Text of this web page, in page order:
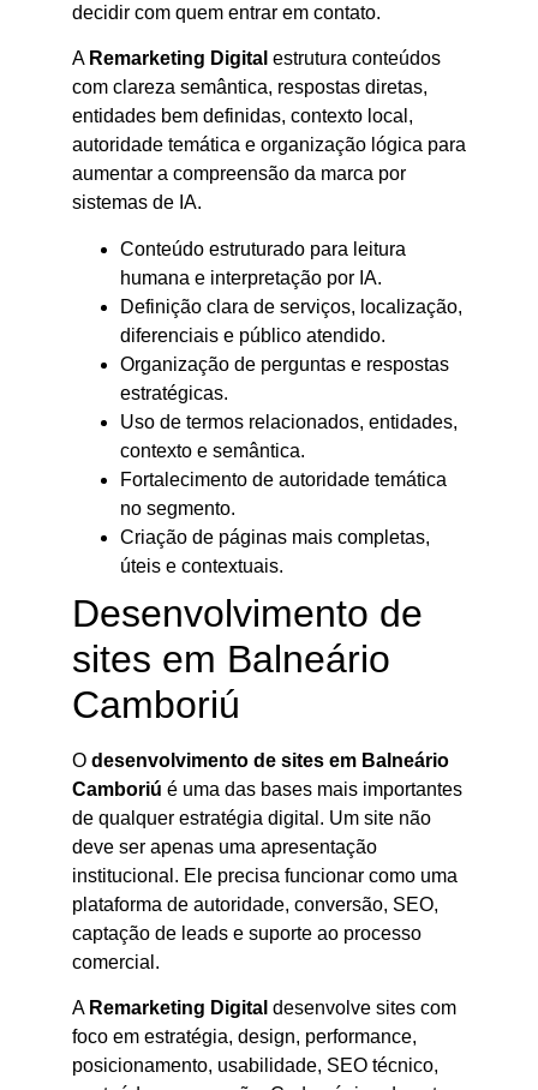
decidir com quem entrar em contato.
A Remarketing Digital estrutura conteúdos
com clareza semântica, respostas diretas,
entidades bem definidas, contexto local,
autoridade temática e organização lógica para
aumentar a compreensão da marca por
sistemas de IA.
Conteúdo estruturado para leitura
humana e interpretação por IA.
Definição clara de serviços, localização,
diferenciais e público atendido.
Organização de perguntas e respostas
estratégicas.
Uso de termos relacionados, entidades,
contexto e semântica.
Fortalecimento de autoridade temática
no segmento.
Criação de páginas mais completas,
úteis e contextuais.
Desenvolvimento de
sites em Balneário
Camboriú
O desenvolvimento de sites em Balneário
Camboriú é uma das bases mais importantes
de qualquer estratégia digital. Um site não
deve ser apenas uma apresentação
institucional. Ele precisa funcionar como uma
plataforma de autoridade, conversão, SEO,
captação de leads e suporte ao processo
comercial.
A Remarketing Digital desenvolve sites com
foco em estratégia, design, performance,
posicionamento, usabilidade, SEO técnico,